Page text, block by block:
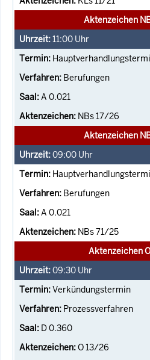
Aktenzeichen
11:00 Uhr
Berufungen
A 0.021
NBs 17/26
Aktenzeichen
09:00 Uhr
Berufungen
A 0.021
NBs 71/25
Aktenzeichen
09:30 Uhr
Verkündungstermin
Prozessverfahren
D 0.360
O 13/26